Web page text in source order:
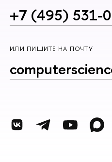
+7 (495) 531-
ИЛИ ПИШИТЕ НА ПОЧТУ